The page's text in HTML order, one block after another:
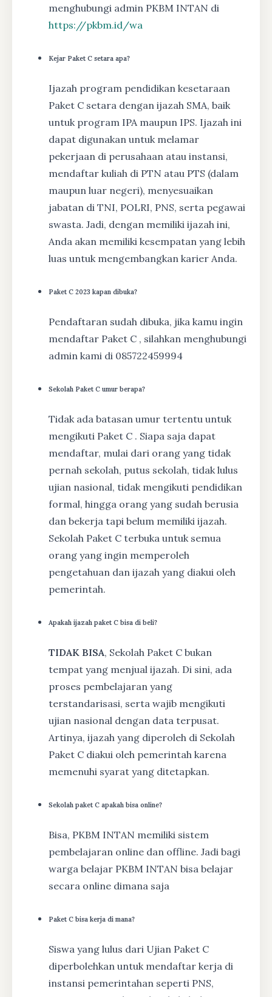
menghubungi admin PKBM INTAN di
https://pkbm.id/wa
Kejar Paket C setara apa?
Ijazah program pendidikan kesetaraan
Paket C setara dengan ijazah SMA, baik
untuk program IPA maupun IPS. Ijazah ini
dapat digunakan untuk melamar
pekerjaan di perusahaan atau instansi,
mendaftar kuliah di PTN atau PTS (dalam
maupun luar negeri), menyesuaikan
jabatan di TNI, POLRI, PNS, serta pegawai
swasta. Jadi, dengan memiliki ijazah ini,
Anda akan memiliki kesempatan yang lebih
luas untuk mengembangkan karier Anda.
Paket C 2023 kapan dibuka?
Pendaftaran sudah dibuka, jika kamu ingin
mendaftar Paket C , silahkan menghubungi
admin kami di 085722459994
Sekolah Paket C umur berapa?
Tidak ada batasan umur tertentu untuk
mengikuti Paket C . Siapa saja dapat
mendaftar, mulai dari orang yang tidak
pernah sekolah, putus sekolah, tidak lulus
ujian nasional, tidak mengikuti pendidikan
formal, hingga orang yang sudah berusia
dan bekerja tapi belum memiliki ijazah.
Sekolah Paket C terbuka untuk semua
orang yang ingin memperoleh
pengetahuan dan ijazah yang diakui oleh
pemerintah.
Apakah ijazah paket C bisa di beli?
TIDAK BISA, Sekolah Paket C bukan
tempat yang menjual ijazah. Di sini, ada
proses pembelajaran yang
terstandarisasi, serta wajib mengikuti
ujian nasional dengan data terpusat.
Artinya, ijazah yang diperoleh di Sekolah
Paket C diakui oleh pemerintah karena
memenuhi syarat yang ditetapkan.
Sekolah paket C apakah bisa online?
Bisa, PKBM INTAN memiliki sistem
pembelajaran online dan offline. Jadi bagi
warga belajar PKBM INTAN bisa belajar
secara online dimana saja
Paket C bisa kerja di mana?
Siswa yang lulus dari Ujian Paket C
diperbolehkan untuk mendaftar kerja di
instansi pemerintahan seperti PNS,